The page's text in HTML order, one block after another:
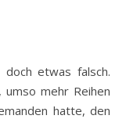
etwas falsch.
mehr Reihen
hatte, den